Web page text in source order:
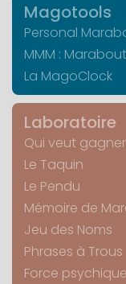
Magotools
Personal
MMM :
La MagoClock
Laboratoire
Qui veut
Le Taquin
Le Pendu
Mémoire de
Jeu des Noms
Phrases à Trous
Force psychique